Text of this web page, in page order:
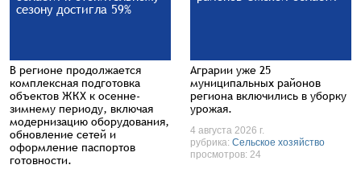
сезону достигла 59%
В регионе продолжается
комплексная подготовка
объектов ЖКХ к осенне-
зимнему периоду, включая
модернизацию оборудования,
обновление сетей и
оформление паспортов
готовности.
Аграрии уже 25
муниципальных районов
региона включились в уборку
урожая.
4 августа 2026 г.
рубрика: Сельское хозяйство
просмотров: 24